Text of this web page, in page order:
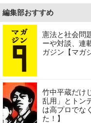
編集部おすすめ
憲法と社会問
ーや対談、連
ガジン【マガ
竹中平蔵だけ
乱用」とトン
は高プロでな
た！】